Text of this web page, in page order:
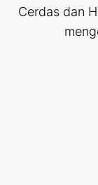
Cerdas dan